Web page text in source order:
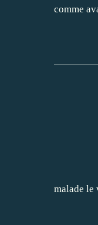
comme
malade le